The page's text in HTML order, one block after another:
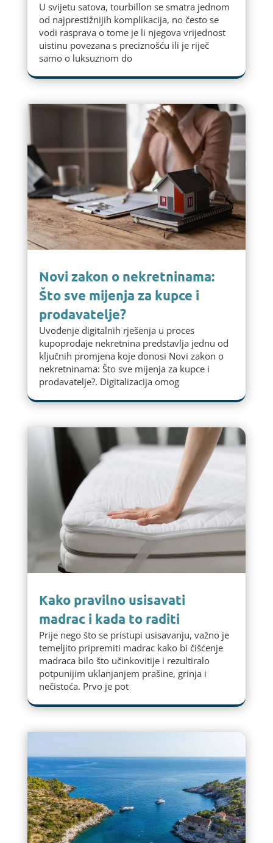
U svijetu satova, tourbillon se smatra jednom
od najprestižnijih komplikacija, no često se
vodi rasprava o tome je li njegova vrijednost
uistinu povezana s preciznošću ili je riječ
samo o luksuznom do
Novi zakon o nekretninama:
Što sve mijenja za kupce i
prodavatelje?
Uvođenje digitalnih rješenja u proces
kupoprodaje nekretnina predstavlja jednu od
ključnih promjena koje donosi Novi zakon o
nekretninama: Što sve mijenja za kupce i
prodavatelje?. Digitalizacija omog
Kako pravilno usisavati
madrac i kada to raditi
Prije nego što se pristupi usisavanju, važno je
temeljito pripremiti madrac kako bi čišćenje
madraca bilo što učinkovitije i rezultiralo
potpunijim uklanjanjem prašine, grinja i
nečistoća. Prvo je pot